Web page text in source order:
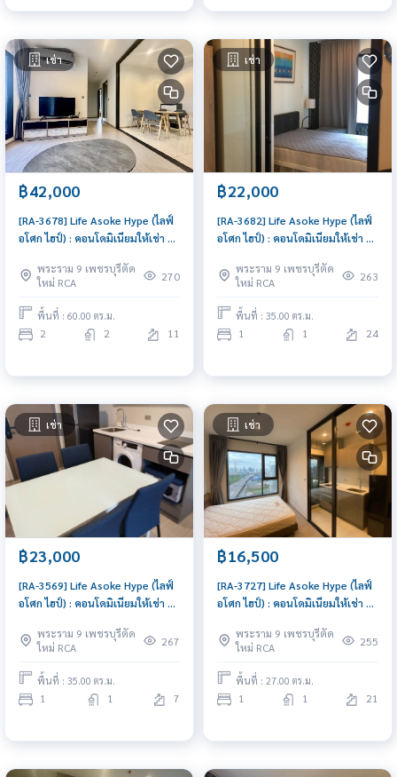
เช่า
฿42,000
[RA-3678] Life Asoke Hype (ไลฟ์
อโศก ไฮป์) : คอนโดมิเนียมให้เช่า 2
อยู่ทันที นัดดูห้องได้เลย
พระราม 9 เพชรบุรีตัด
ใหม่ RCA
270
พื้นที่ : 60.00 ตร.ม.
2 2 11
เช่า
฿22,000
[RA-3682] Life Asoke Hype (ไลฟ์
อโศก ไฮป์) : คอนโดมิเนียมให้เช่า 1
ทำเลได้ ส่วนกลางจัดเต็ม
พระราม 9 เพชรบุรีตัด
ใหม่ RCA
263
พื้นที่ : 35.00 ตร.ม.
1 1 24
เช่า
฿23,000
[RA-3569] Life Asoke Hype (ไลฟ์
อโศก ไฮป์) : คอนโดมิเนียมให้เช่า 1
สบายพระราม 9 เพชรบุรีตัด
ใหม่ RCA
267
พื้นที่ : 35.00 ตร.ม.
1 1 7
เช่า
฿16,500
[RA-3727] Life Asoke Hype (ไลฟ์
อโศก ไฮป์) : คอนโดมิเนียมให้เช่า 1
สบายพระราม 9 เพชรบุรีตัด
ใหม่ RCA
255
พื้นที่ : 27.00 ตร.ม.
1 1 21